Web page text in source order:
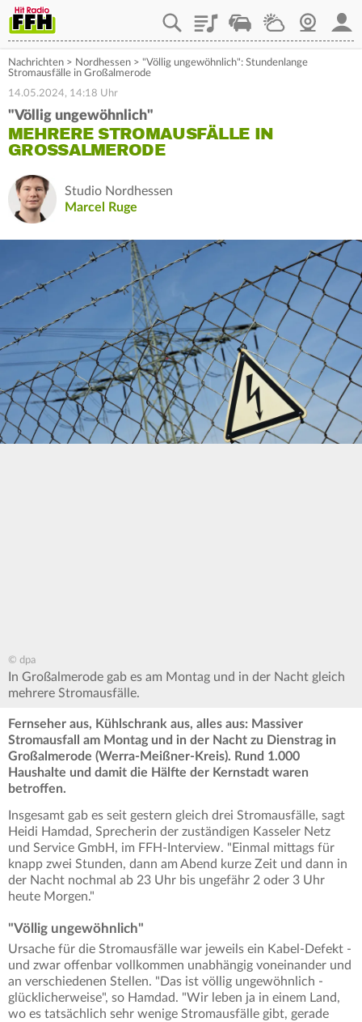
PlaylistStaupilotWetterWebcam
Nachrichten > Nordhessen > "Völlig ungewöhnlich": Stundenlange
Stromausfälle in Großalmerode
14.05.2024, 14:18 Uhr
"Völlig ungewöhnlich"
MEHRERE STROMAUSFÄLLE IN
GROSSALMERODE
Studio Nordhessen
Marcel Ruge
© dpa
In Großalmerode gab es am Montag und in der Nacht gleich
mehrere Stromausfälle.
Fernseher aus, Kühlschrank aus, alles aus: Massiver
Stromausfall am Montag und in der Nacht zu Dienstrag in
Großalmerode (Werra-Meißner-Kreis). Rund 1.000
Haushalte und damit die Hälfte der Kernstadt waren
betroffen.
Insgesamt gab es seit gestern gleich drei Stromausfälle, sagt
Heidi Hamdad, Sprecherin der zuständigen Kasseler Netz
und Service GmbH, im FFH-Interview. "Einmal mittags für
knapp zwei Stunden, dann am Abend kurze Zeit und dann in
der Nacht nochmal ab 23 Uhr bis ungefähr 2 oder 3 Uhr
heute Morgen."
"Völlig ungewöhnlich"
Ursache für die Stromausfälle war jeweils ein Kabel-Defekt -
und zwar offenbar vollkommen unabhängig voneinander und
an verschiedenen Stellen. "Das ist völlig ungewöhnlich -
glücklicherweise", so Hamdad. "Wir leben ja in einem Land,
wo es tatsächlich sehr wenige Stromausfälle gibt, gerade